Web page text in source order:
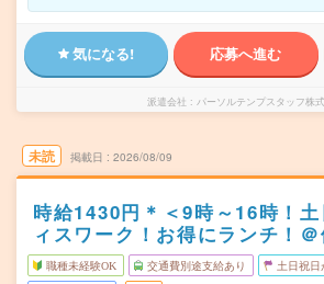
気になる! 応募へ進む
派遣会社 パーソルテンプスタッフ株
未読 掲載日 2026/08/09
時給1430円＊＜9時～16時！
ィスワーク！お得にランチ！
職種未経験OK 交通費別途支給あり 土日祝日